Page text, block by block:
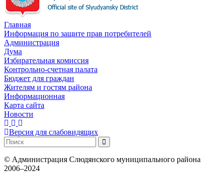
Главная
Информация по защите прав потребителей
Администрация
Дума
Избирательная комиссия
Контрольно-счетная палата
Бюджет для граждан
Жителям и гостям района
Информационная
Карта сайта
Новости
Версия для слабовидящих
© Администрация Слюдянского муниципального района
2006–2024